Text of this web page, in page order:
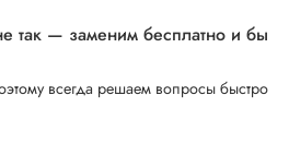
так — заменим бесплатно и бы
всегда решаем вопросы быстро